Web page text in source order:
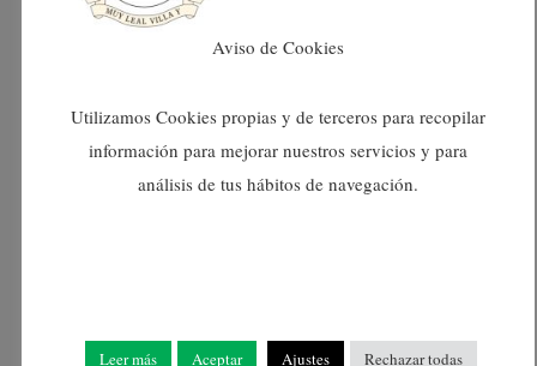
diciembre 2023
noviembre 2023
Aviso de Cookies
Utilizamos Cookies propias y de terceros para recopilar
información para mejorar nuestros servicios y para
análisis de tus hábitos de navegación.
Leer más Aceptar Ajustes Rechazar todas